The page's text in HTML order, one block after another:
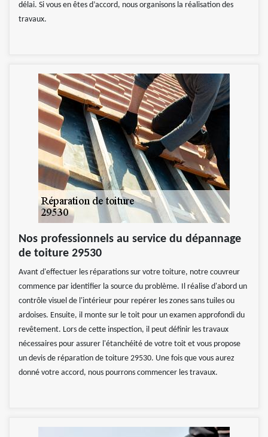
délai. Si vous en êtes d’accord, nous organisons la réalisation des
travaux.
Nos professionnels au service du dépannage
de toiture 29530
Avant d'effectuer les réparations sur votre toiture, notre couvreur
commence par identifier la source du problème. Il réalise d'abord un
contrôle visuel de l'intérieur pour repérer les zones sans tuiles ou
ardoises. Ensuite, il monte sur le toit pour un examen approfondi du
revêtement. Lors de cette inspection, il peut définir les travaux
nécessaires pour assurer l'étanchéité de votre toit et vous propose
un devis de réparation de toiture 29530. Une fois que vous aurez
donné votre accord, nous pourrons commencer les travaux.